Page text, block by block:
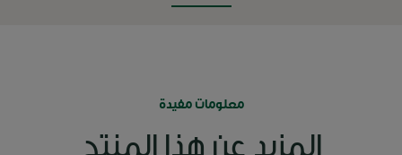
معلومات مفيدة